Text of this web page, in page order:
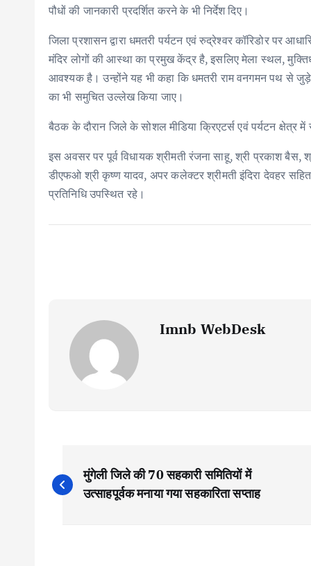
पौधों की जानकारी प्रदर्शित करने के भी निर्देश दिए।
जिला प्रशासन द्वारा धमतरी पर्यटन एवं रुद्रेश्वर कॉरिडोर पर
मंदिर लोगों की आस्था का प्रमुख केंद्र है, इसलिए मेला स्थल,
आवश्यक है। उन्होंने यह भी कहा कि धमतरी राम वनगमन पथ से जुड़े
का भी समुचित उल्लेख किया जाए।
बैठक के दौरान जिले के सोशल मीडिया क्रिएटर्स एवं पर्यटन क्षेत्र
इस अवसर पर पूर्व विधायक श्रीमती रंजना साहू, श्री प्रकाश
डीएफओ श्री कृष्ण यादव, अपर कलेक्टर श्रीमती इंदिरा देवहर सहित
प्रतिनिधि उपस्थित रहे।
Imnb WebDesk
P
o
मुंगेली जिले की 70 सहकारी समितियों में
उत्साहपूर्वक मनाया गया सहकारिता सप्ताह